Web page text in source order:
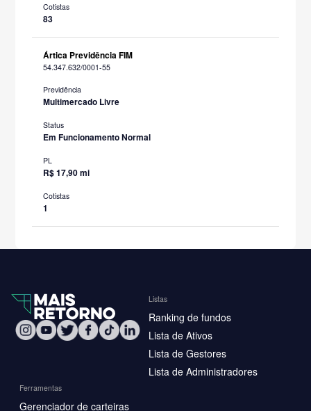
Cotistas
83
Ártica Previdência FIM
54.347.632/0001-55
Previdência
Multimercado Livre
Status
Em Funcionamento Normal
PL
R$ 17,90 mi
Cotistas
1
Listas
Ranking de fundos
Lista de Ativos
Lista de Gestores
Lista de Administradores
Ferramentas
Gerenciador de carteiras